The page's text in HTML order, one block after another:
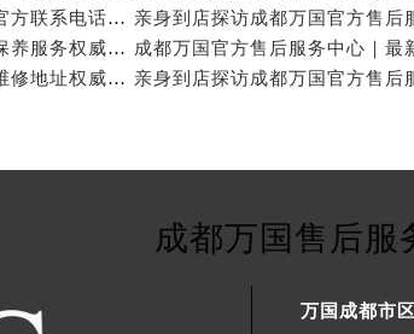
亲身探访成都万国官方售后服务中心｜地址及官方联系电话（2026年7月最新）
成都万国官方售后维修服务中心提供专业手表保养服务权威公示（2026年7月最新）
成都万国官方售后服务中心｜官方电话和完整维修地址权威信息公示（2026年7月最新）
成都万国售后服
万国成都市